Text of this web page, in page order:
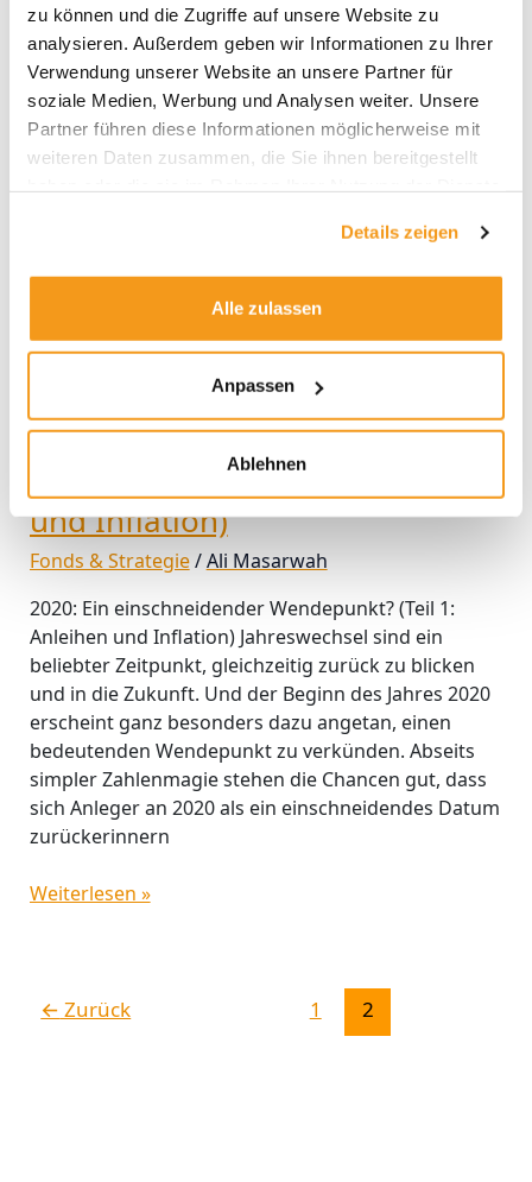
zu können und die Zugriffe auf unsere Website zu
analysieren. Außerdem geben wir Informationen zu Ihrer
Verwendung unserer Website an unsere Partner für
soziale Medien, Werbung und Analysen weiter. Unsere
Partner führen diese Informationen möglicherweise mit
weiteren Daten zusammen, die Sie ihnen bereitgestellt
Details zeigen
Alle zulassen
Anpassen
Ablehnen
2020: Ein einschneidender
Wendepunkt? (Teil 1: Anleihen
und Inflation)
Fonds & Strategie/Ali Masarwah
2020: Ein einschneidender Wendepunkt? (Teil 1:
Anleihen und Inflation) Jahreswechsel sind ein
beliebter Zeitpunkt, gleichzeitig zurück zu blicken
und in die Zukunft. Und der Beginn des Jahres 2020
erscheint ganz besonders dazu angetan, einen
bedeutenden Wendepunkt zu verkünden. Abseits
simpler Zahlenmagie stehen die Chancen gut, dass
sich Anleger an 2020 als ein einschneidendes Datum
zurückerinnern
2020:
Ein
einschneidender
Weiterlesen »
← Zurück 1 2